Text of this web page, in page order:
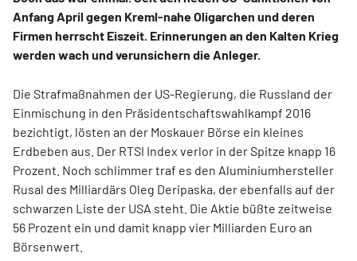
Anfang April gegen Kreml-nahe Oligarchen und deren
Firmen herrscht Eiszeit. Erinnerungen an den Kalten Krieg
werden wach und verunsichern die Anleger.
Die Strafmaßnahmen der US-Regierung, die Russland der
Einmischung in den Präsidentschaftswahlkampf 2016
bezichtigt, lösten an der Moskauer Börse ein kleines
Erdbeben aus. Der RTSI Index verlor in der Spitze knapp 16
Prozent. Noch schlimmer traf es den Aluminiumhersteller
Rusal des Milliardärs Oleg Deripaska, der ebenfalls auf der
schwarzen Liste der USA steht. Die Aktie büßte zeitweise
56 Prozent ein und damit knapp vier Milliarden Euro an
Börsenwert.